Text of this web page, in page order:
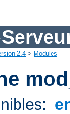
2.4 > Modules